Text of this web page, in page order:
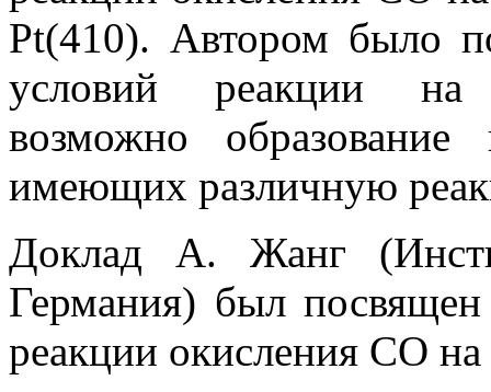
Pt(410). Автором было
условий реакции на
возможно
имеющих различную
Доклад А. Жанг
Германия) был посвящен
реакции окисления CO